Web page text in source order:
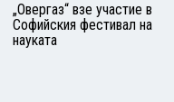
„Овергаз“ взе участие в
Софийския фестивал на
науката